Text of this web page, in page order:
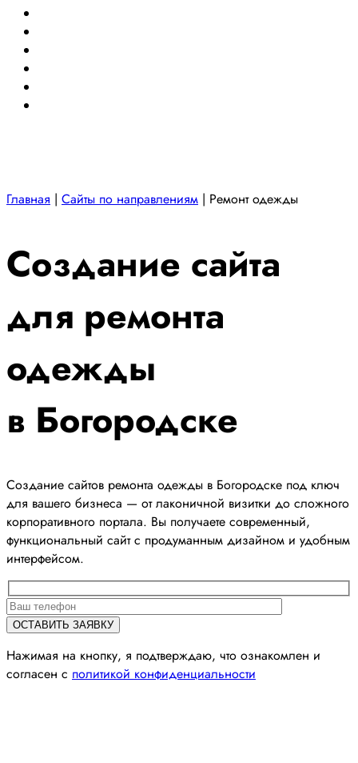
Главная | Сайты по направлениям | Ремонт одежды
Создание сайта
для ремонта
одежды
в Богородске
Создание сайтов ремонта одежды в Богородске под ключ
для вашего бизнеса — от лаконичной визитки до сложного
корпоративного портала. Вы получаете современный,
функциональный сайт с продуманным дизайном и удобным
интерфейсом.
Нажимая на кнопку, я подтверждаю, что ознакомлен и
согласен с политикой конфиденциальности